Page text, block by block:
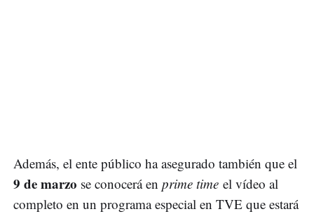
Además, el ente público ha asegurado también que el
9 de marzo se conocerá en prime time el vídeo al
completo en un programa especial en TVE que estará